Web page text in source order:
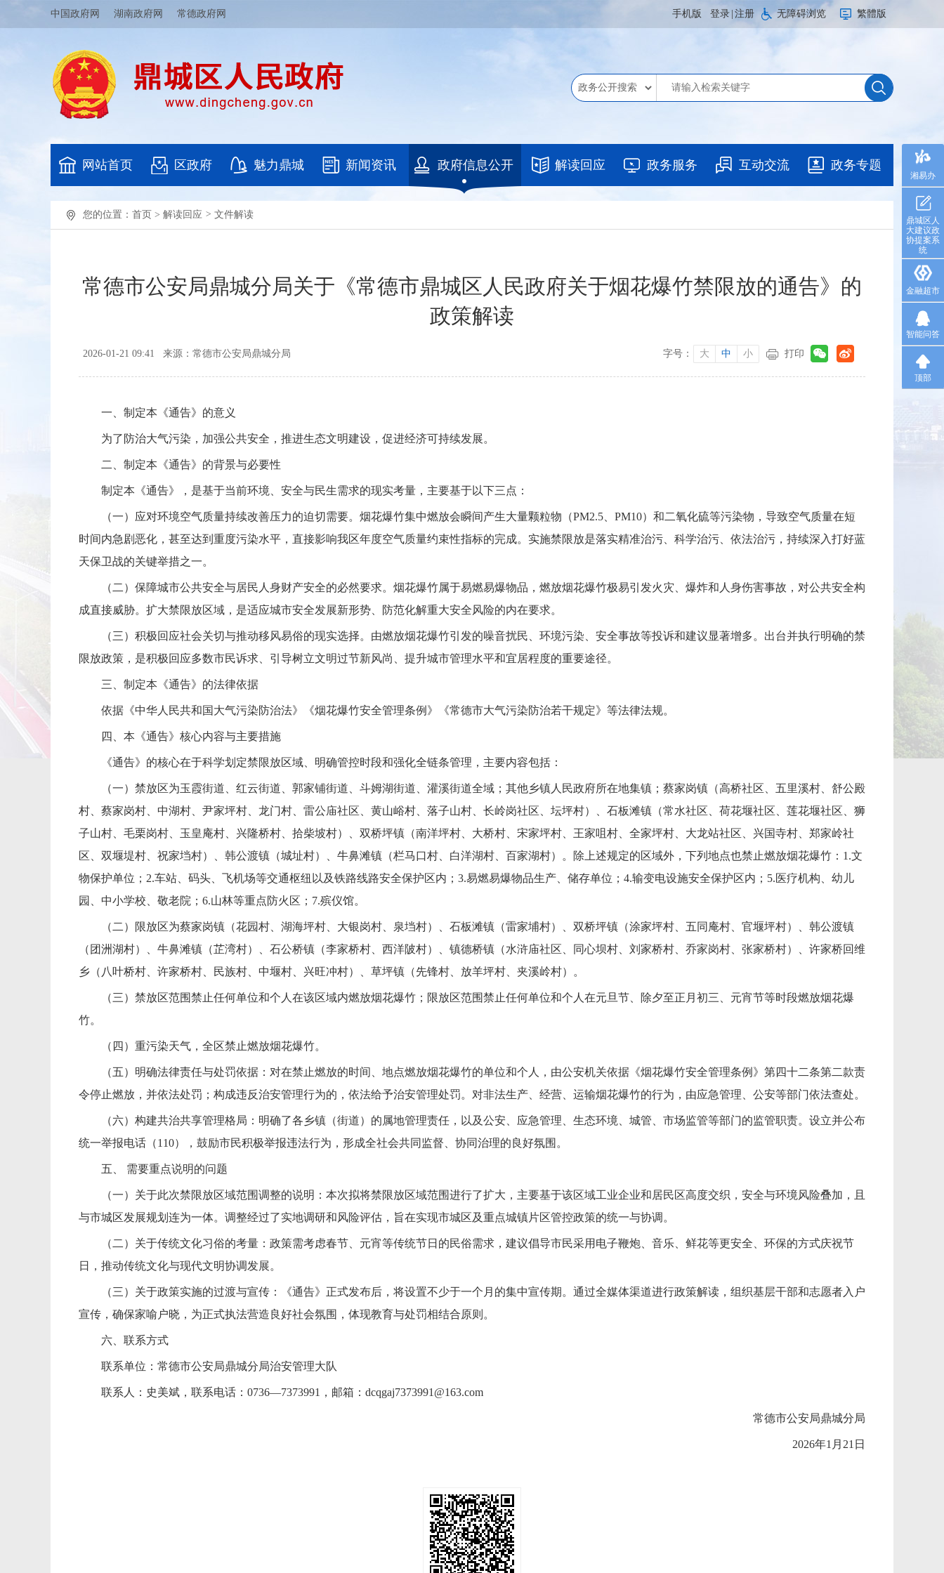
中国政府网 湖南政府网 常德政府网 手机版 登录 注册 无障碍浏览 繁體版
网站首页 区政府 魅力鼎城 新闻资讯 政府信息公开 解读回应 政务服务 互动交流 政务专题
您的位置： 首页 > 解读回应 > 文件解读
常德市公安局鼎城分局关于《常德市鼎城区人民政府关于烟花爆竹禁限放的通告》的
政策解读
2026-01-21 09:41 来源：常德市公安局鼎城分局 字号： 大 中 小 打印
一、制定本《通告》的意义
为了防治大气污染，加强公共安全，推进生态文明建设，促进经济可持续发展。
二、制定本《通告》的背景与必要性
制定本《通告》，是基于当前环境、安全与民生需求的现实考量，主要基于以下三点：
（一）应对环境空气质量持续改善压力的迫切需要。烟花爆竹集中燃放会瞬间产生大量颗粒物（PM2.5、PM10）和二氧化硫等污染物，导致空气质量在短
时间内急剧恶化，甚至达到重度污染水平，直接影响我区年度空气质量约束性指标的完成。实施禁限放是落实精准治污、科学治污、依法治污，持续深入打好蓝
天保卫战的关键举措之一。
（二）保障城市公共安全与居民人身财产安全的必然要求。烟花爆竹属于易燃易爆物品，燃放烟花爆竹极易引发火灾、爆炸和人身伤害事故，对公共安全构
成直接威胁。扩大禁限放区域，是适应城市安全发展新形势、防范化解重大安全风险的内在要求。
（三）积极回应社会关切与推动移风易俗的现实选择。由燃放烟花爆竹引发的噪音扰民、环境污染、安全事故等投诉和建议显著增多。出台并执行明确的禁
限放政策，是积极回应多数市民诉求、引导树立文明过节新风尚、提升城市管理水平和宜居程度的重要途径。
三、制定本《通告》的法律依据
依据《中华人民共和国大气污染防治法》《烟花爆竹安全管理条例》《常德市大气污染防治若干规定》等法律法规。
四、本《通告》核心内容与主要措施
《通告》的核心在于科学划定禁限放区域、明确管控时段和强化全链条管理，主要内容包括：
（一）禁放区为玉霞街道、红云街道、郭家铺街道、斗姆湖街道、灌溪街道全域；其他乡镇人民政府所在地集镇；蔡家岗镇（高桥社区、五里溪村、舒公殿
村、蔡家岗村、中湖村、尹家坪村、龙门村、雷公庙社区、黄山峪村、落子山村、长岭岗社区、坛坪村）、石板滩镇（常水社区、荷花堰社区、莲花堰社区、狮
子山村、毛栗岗村、玉皇庵村、兴隆桥村、拾柴坡村）、双桥坪镇（南洋坪村、大桥村、宋家坪村、王家咀村、全家坪村、大龙站社区、兴国寺村、郑家岭社
区、双堰堤村、祝家垱村）、韩公渡镇（城址村）、牛鼻滩镇（栏马口村、白洋湖村、百家湖村）。除上述规定的区域外，下列地点也禁止燃放烟花爆竹：1.文
物保护单位；2.车站、码头、飞机场等交通枢纽以及铁路线路安全保护区内；3.易燃易爆物品生产、储存单位；4.输变电设施安全保护区内；5.医疗机构、幼儿
园、中小学校、敬老院；6.山林等重点防火区；7.殡仪馆。
（二）限放区为蔡家岗镇（花园村、湖海坪村、大银岗村、泉垱村）、石板滩镇（雷家埔村）、双桥坪镇（涂家坪村、五同庵村、官堰坪村）、韩公渡镇
（团洲湖村）、牛鼻滩镇（芷湾村）、石公桥镇（李家桥村、西洋陂村）、镇德桥镇（水浒庙社区、同心坝村、刘家桥村、乔家岗村、张家桥村）、许家桥回维
乡（八叶桥村、许家桥村、民族村、中堰村、兴旺冲村）、草坪镇（先锋村、放羊坪村、夹溪岭村）。
（三）禁放区范围禁止任何单位和个人在该区域内燃放烟花爆竹；限放区范围禁止任何单位和个人在元旦节、除夕至正月初三、元宵节等时段燃放烟花爆
竹。
（四）重污染天气，全区禁止燃放烟花爆竹。
（五）明确法律责任与处罚依据：对在禁止燃放的时间、地点燃放烟花爆竹的单位和个人，由公安机关依据《烟花爆竹安全管理条例》第四十二条第二款责
令停止燃放，并依法处罚；构成违反治安管理行为的，依法给予治安管理处罚。对非法生产、经营、运输烟花爆竹的行为，由应急管理、公安等部门依法查处。
（六）构建共治共享管理格局：明确了各乡镇（街道）的属地管理责任，以及公安、应急管理、生态环境、城管、市场监管等部门的监管职责。设立并公布
统一举报电话（110），鼓励市民积极举报违法行为，形成全社会共同监督、协同治理的良好氛围。
五、 需要重点说明的问题
（一）关于此次禁限放区域范围调整的说明：本次拟将禁限放区域范围进行了扩大，主要基于该区域工业企业和居民区高度交织，安全与环境风险叠加，且
与市城区发展规划连为一体。调整经过了实地调研和风险评估，旨在实现市城区及重点城镇片区管控政策的统一与协调。
（二）关于传统文化习俗的考量：政策需考虑春节、元宵等传统节日的民俗需求，建议倡导市民采用电子鞭炮、音乐、鲜花等更安全、环保的方式庆祝节
日，推动传统文化与现代文明协调发展。
（三）关于政策实施的过渡与宣传：《通告》正式发布后，将设置不少于一个月的集中宣传期。通过全媒体渠道进行政策解读，组织基层干部和志愿者入户
宣传，确保家喻户晓，为正式执法营造良好社会氛围，体现教育与处罚相结合原则。
六、联系方式
联系单位：常德市公安局鼎城分局治安管理大队
联系人：史美斌，联系电话：0736—7373991，邮箱：dcqgaj7373991@163.com
常德市公安局鼎城分局
2026年1月21日
湘易办
鼎城区人
大建议政
协提案系
统
金融超市
智能问答
顶部